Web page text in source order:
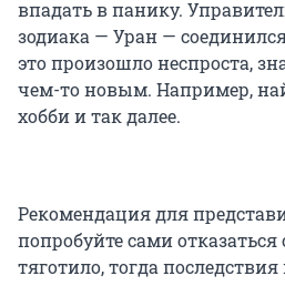
впадать в панику.
зодиака — Уран —
это произошло неспроста,
чем-то новым. Например,
хобби и так далее.
Рекомендация для
попробуйте сами отказаться
тяготило, тогда